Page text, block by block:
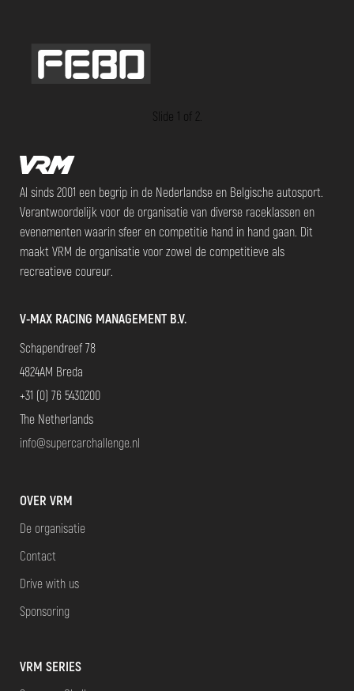
Slide 1 of 2.
Al sinds 2001 een begrip in de Nederlandse en Belgische autosport.
Verantwoordelijk voor de organisatie van diverse raceklassen en
evenementen waarin sfeer en competitie hand in hand gaan. Dit
maakt VRM de organisatie voor zowel de competitieve als
recreatieve coureur.
V-MAX RACING MANAGEMENT B.V.
Schapendreef 78
4824AM Breda
+31 (0) 76 5430200
The Netherlands
info@supercarchallenge.nl
OVER VRM
De organisatie
Contact
Drive with us
Sponsoring
VRM SERIES